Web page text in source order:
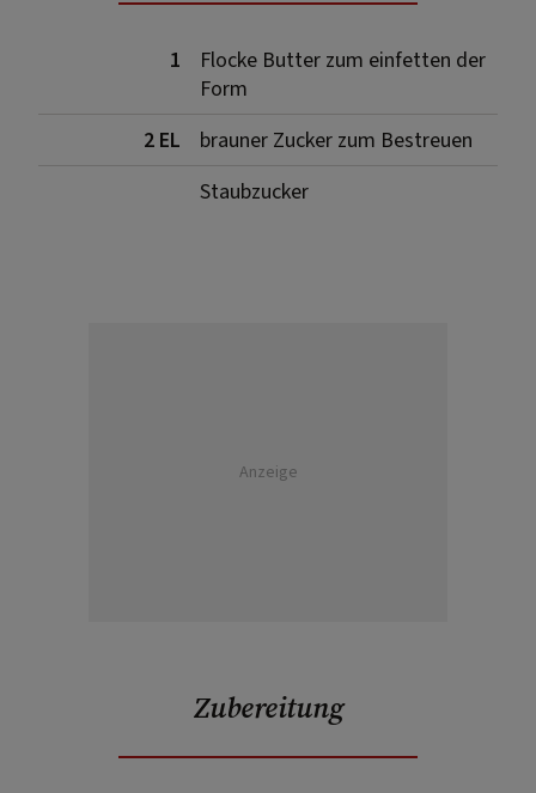
1
Flocke Butter zum einfetten der
Form
2 EL
brauner Zucker zum Bestreuen
Staubzucker
Anzeige
Zubereitung